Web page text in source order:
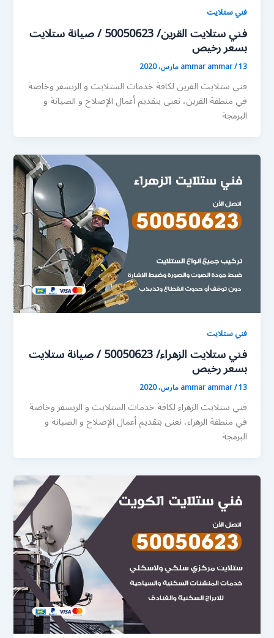
فني ستلايت
فني ستلايت القرين/ 50050623 / صيانة ستلايت
بسعر رخيص
ammar ammar/13 مارس، 2020
فني ستلايت القرين لكافة خدمات الستلايت و الريسفر وخاصة
في منطقة القرين، نعنى بتقديم أعمال الإصلاح و الصيانة و
البرمجة
فني ستلايت
فني ستلايت الزهراء/ 50050623 / صيانة ستلايت
بسعر رخيص
ammar ammar/13 مارس، 2020
فني ستلايت الزهراء لكافة خدمات الستلايت و الريسفر وخاصة
في منطقة الزهراء، نعنى بتقديم أعمال الإصلاح و الصيانة و
البرمجة